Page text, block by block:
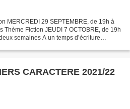
MERCREDI 29 SEPTEMBRE, de 19h à
Thème Fiction JEUDI 7 OCTOBRE, de 19h
semaines A un temps d’écriture
CARACTERE 2021/22